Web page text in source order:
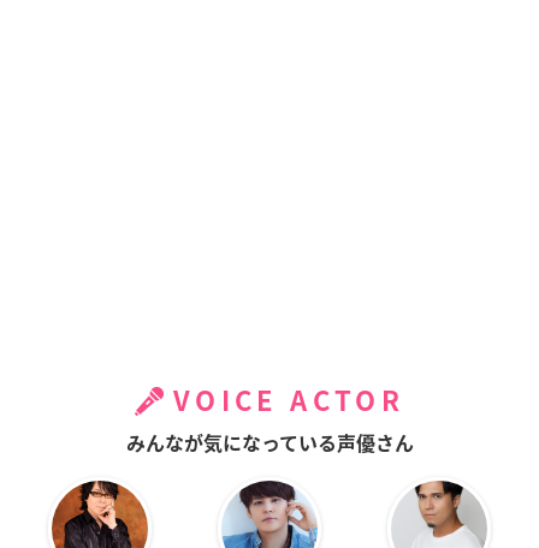
VOICE ACTOR
みんなが気になっている声優さん